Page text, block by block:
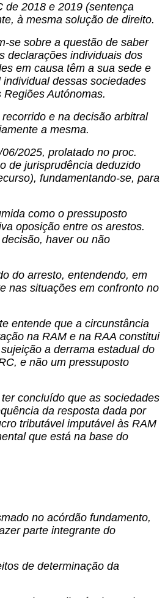
de 2018 e 2019 (sentença
à mesma solução de direito.
se sobre a questão de saber
declarações individuais dos
em causa têm a sua sede e
dessas sociedades
Autónomas.
e na decisão arbitral
a mesma.
2025, prolatado no proc.
de jurisprudência deduzido
fundamentando-se, para
como o pressuposto
oposição entre os arestos.
haver ou não
do arresto, entendendo, em
nas situações em confronto no
entende que a circunstância
na RAM e na RAA constitui
a derrama estadual do
e não um pressuposto
concluído que as sociedades
da resposta dada por
tributável imputável às RAM
que está na base do
no acórdão fundamento,
parte integrante do
de determinação da